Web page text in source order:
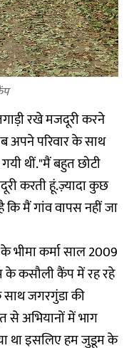
रखे मजदूरी करने
अपने परिवार के साथ
थीं."मैं बहुत छोटी
करती हूं.ज़्यादा कुछ
मैं गांव वापस नहीं जा
कर्मा साल 2009
कसौली कैंप में रह रहे
साथ जगरगुंडा की
से अभियानों में भाग
था इसलिए हम जुडूम के